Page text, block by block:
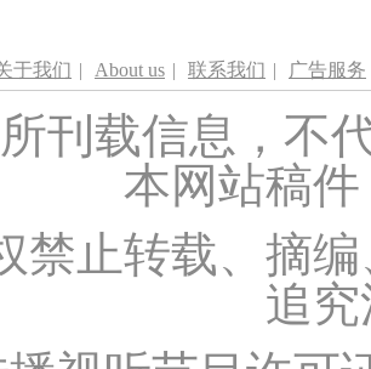
于我们 | About us | 联系我们 | 广告服务
刊载信息，不
本网站稿
禁止转载、摘
追